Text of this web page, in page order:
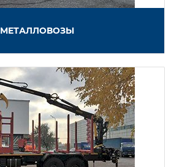
МЕТАЛЛОВОЗЫ